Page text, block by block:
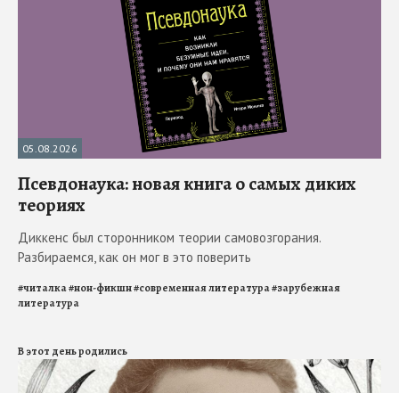
05.08.2026
Псевдонаука: новая книга о самых диких
теориях
Диккенс был сторонником теории самовозгорания.
Разбираемся, как он мог в это поверить
#читалка#нон-фикшн#современная литература#зарубежная
литература
В этот день родились